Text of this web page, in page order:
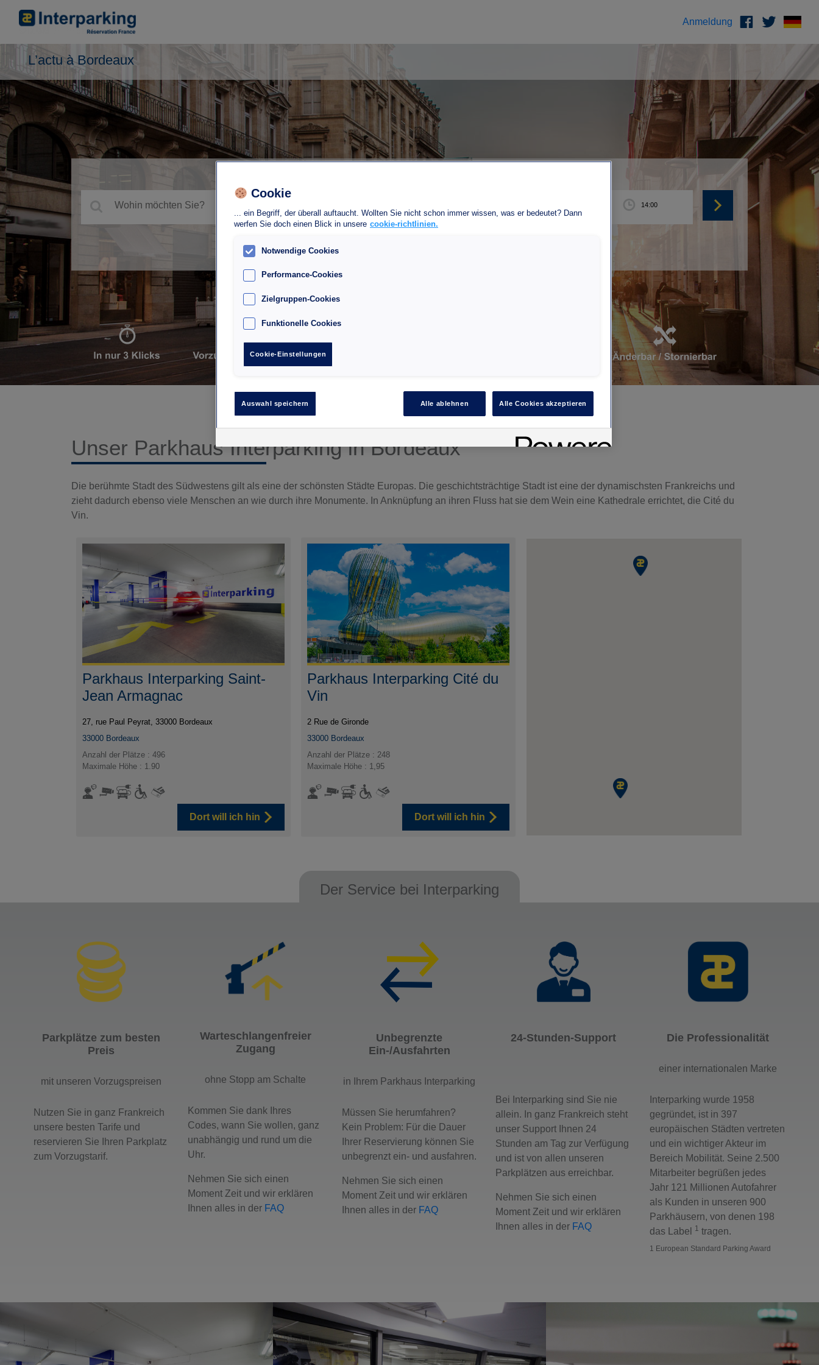
Anmeldung
L’actu à Bordeaux
Unser Parkhaus Interparkingin Bordeaux
Die berühmte Stadt des Südwestens gilt als eine der schönsten Städte Europas. Die geschichtsträchtige Stadt ist eine der dynamischsten Frankreichs und
zieht dadurch ebenso viele Menschen an wie durch ihre Monumente. In Anknüpfung an ihren Fluss hat sie dem Wein eine Kathedrale errichtet, die Cité du
Vin.
Parkhaus Interparking Saint-
Jean Armagnac
27, rue Paul Peyrat, 33000 Bordeaux
33000 Bordeaux
Anzahl der Plätze : 496
Maximale Höhe : 1.90
Dort will ich hin
Parkhaus Interparking Cité du
Vin
2 Rue de Gironde
33000 Bordeaux
Anzahl der Plätze : 248
Maximale Höhe : 1,95
Dort will ich hin
Der Service bei Interparking
Parkplätze zum besten
Preis
mit unseren Vorzugspreisen
Nutzen Sie in ganz Frankreich
unsere besten Tarife und
reservieren Sie Ihren Parkplatz
zum Vorzugstarif.
Warteschlangenfreier
Zugang
ohne Stopp am Schalte
Kommen Sie dank Ihres
Codes, wann Sie wollen, ganz
unabhängig und rund um die
Uhr.
Nehmen Sie sich einen
Moment Zeit und wir erklären
Ihnen alles in der FAQ
Unbegrenzte
Ein-/Ausfahrten
in Ihrem Parkhaus Interparking
Müssen Sie herumfahren?
Kein Problem: Für die Dauer
Ihrer Reservierung können Sie
unbegrenzt ein- und ausfahren.
Nehmen Sie sich einen
Moment Zeit und wir erklären
Ihnen alles in der FAQ
24-Stunden-Support
Bei Interparking sind Sie nie
allein. In ganz Frankreich steht
unser Support Ihnen 24
Stunden am Tag zur Verfügung
und ist von allen unseren
Parkplätzen aus erreichbar.
Nehmen Sie sich einen
Moment Zeit und wir erklären
Ihnen alles in der FAQ
Die Professionalität
einer internationalen Marke
Interparking wurde 1958
gegründet, ist in 397
europäischen Städten vertreten
und ein wichtiger Akteur im
Bereich Mobilität. Seine 2.500
Mitarbeiter begrüßen jedes
Jahr 121 Millionen Autofahrer
als Kunden in unseren 900
Parkhäusern, von denen 198
das Label
1 tragen.
1 European Standard Parking Award
Cookie
... ein Begriff, der überall auftaucht. Wollten Sie nicht schon immer wissen, was er bedeutet? Dann
werfen Sie doch einen Blick in unsere cookie-richtlinien.
Notwendige Cookies
Performance-Cookies
Zielgruppen-Cookies
Funktionelle Cookies
Cookie-Einstellungen
Auswahl speichern Alle ablehnen Alle Cookies akzeptieren